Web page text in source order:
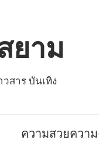
ยาม
สาร บันเทิง
ความสวยควา